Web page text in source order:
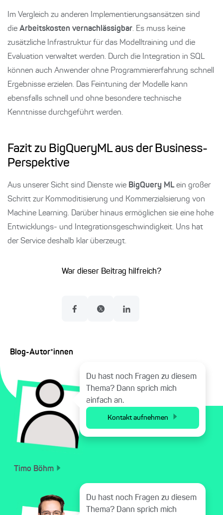
Im Vergleich zu anderen Implementierungsansätzen sind
die Arbeitskosten vernachlässigbar. Es muss keine
zusätzliche Infrastruktur für das Modelltraining und die
Evaluation verwaltet werden. Durch die Integration in SQL
können auch Anwender ohne Programmiererfahrung schnell
Ergebnisse erzielen. Das Feintuning der Modelle kann
ebensfalls schnell und ohne besondere technische
Kenntnisse durchgeführt werden.
Fazit zu BigQueryML aus der Business-
Perspektive
Aus unserer Sicht sind Dienste wie BigQuery MLein großer
Schritt zur Kommoditisierung und Kommerzialsierung von
Machine Learning. Darüber hinaus ermöglichen sie eine hohe
Entwicklungs- und Integrationsgeschwindigkeit. Uns hat
der Service deshalb klar überzeugt.
War dieser Beitrag hilfreich?
Blog-Autor*innen
Timo Böhm
Du hast noch Fragen zu diesem
Thema? Dann sprich mich
einfach an.
Kontakt aufnehmen
Du hast noch Fragen zu diesem
Thema? Dann sprich mich